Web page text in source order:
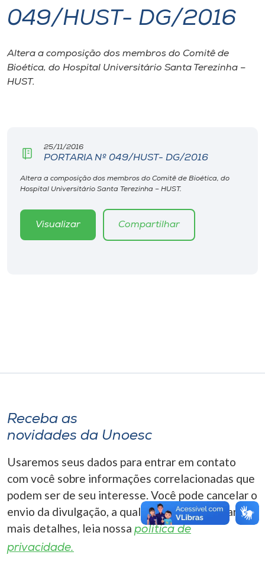
I.nova
Diplomados
Rádio
A+
049/HUST- DG/2016
Altera a composição dos membros do Comitê de
Bioética, do Hospital Universitário Santa Terezinha –
HUST.
25/11/2016
PORTARIA Nº 049/HUST- DG/2016
Altera a composição dos membros do Comitê de Bioética, do
Hospital Universitário Santa Terezinha – HUST.
Visualizar Compartilhar
Receba as
novidades da Unoesc
Usaremos seus dados para entrar em contato
com você sobre informações correlacionadas que
podem ser de seu interesse. Você pode cancelar o
envio da divulgação, a qualquer momento. Para
mais detalhes, leia nossa política de
privacidade.